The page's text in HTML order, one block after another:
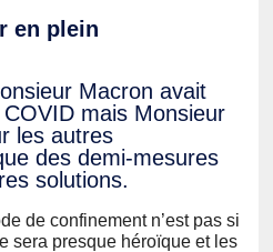
en plein
Macron avait
mais Monsieur
les autres
des demi-mesures
solutions.
de confinement n’est pas si
sera presque héroïque et les